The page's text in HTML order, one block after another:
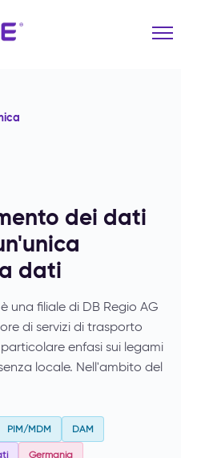
dei dati
dati
una filiale di DB Regio AG
di servizi di trasporto
enfasi sui legami
locale. Nell'ambito del
PIM/MDM DAM
Germania